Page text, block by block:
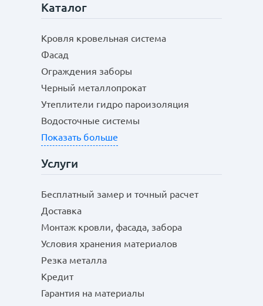
Каталог
Кровля кровельная система
Фасад
Ограждения заборы
Черный металлопрокат
Утеплители гидро пароизоляция
Водосточные системы
Показать больше
Услуги
Бесплатный замер и точный расчет
Доставка
Монтаж кровли, фасада, забора
Условия хранения материалов
Резка металла
Кредит
Гарантия на материалы